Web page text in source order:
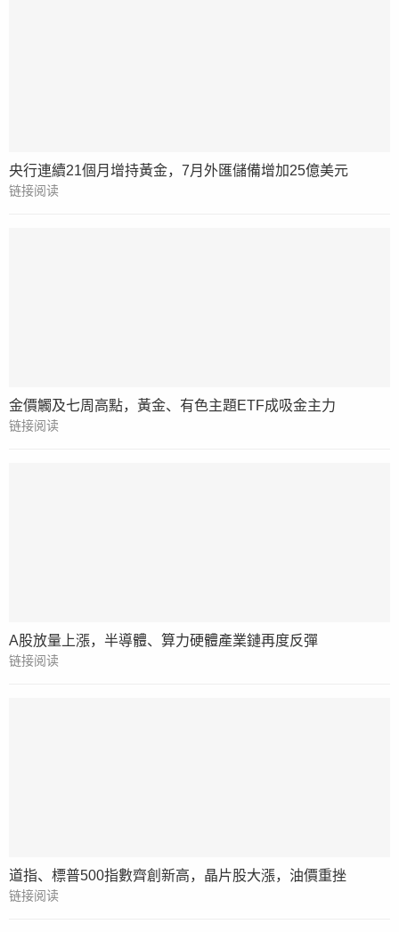
央行連續21個月增持黃金，7月外匯儲備增加25億美元
链接阅读
金價觸及七周高點，黃金、有色主題ETF成吸金主力
链接阅读
A股放量上漲，半導體、算力硬體產業鏈再度反彈
链接阅读
道指、標普500指數齊創新高，晶片股大漲，油價重挫
链接阅读